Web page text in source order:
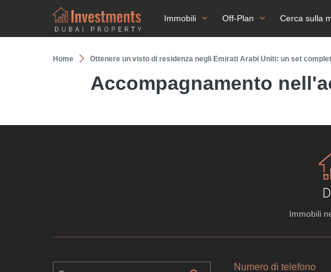
Immobili Off-Plan Cerca sulla
Home Ottenere un visto di residenza negli Emirati Arabi Uniti: un set
Accompagnamento
Immobili
Numero di telefono